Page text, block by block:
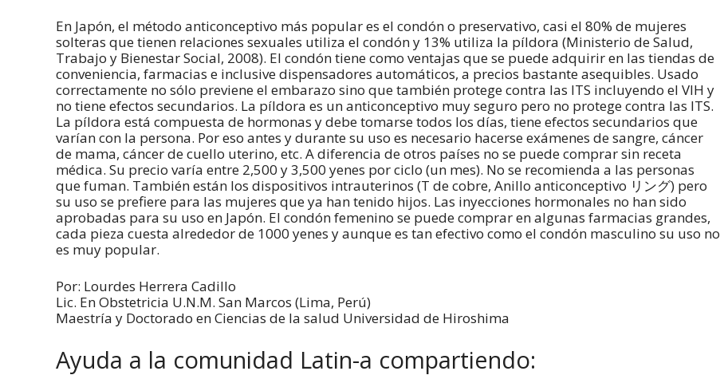
En Japón, el método anticonceptivo más popular es el condón o preservativo, casi el 80% de mujeres
solteras que tienen relaciones sexuales utiliza el condón y 13% utiliza la píldora (Ministerio de Salud,
Trabajo y Bienestar Social, 2008). El condón tiene como ventajas que se puede adquirir en las tiendas de
conveniencia, farmacias e inclusive dispensadores automáticos, a precios bastante asequibles. Usado
correctamente no sólo previene el embarazo sino que también protege contra las ITS incluyendo el VIH y
no tiene efectos secundarios. La píldora es un anticonceptivo muy seguro pero no protege contra las ITS.
La píldora está compuesta de hormonas y debe tomarse todos los días, tiene efectos secundarios que
varían con la persona. Por eso antes y durante su uso es necesario hacerse exámenes de sangre, cáncer
de mama, cáncer de cuello uterino, etc. A diferencia de otros países no se puede comprar sin receta
médica. Su precio varía entre 2,500 y 3,500 yenes por ciclo (un mes). No se recomienda a las personas
que fuman. También están los dispositivos intrauterinos (T de cobre, Anillo anticonceptivo リング) pero
su uso se prefiere para las mujeres que ya han tenido hijos. Las inyecciones hormonales no han sido
aprobadas para su uso en Japón. El condón femenino se puede comprar en algunas farmacias grandes,
cada pieza cuesta alrededor de 1000 yenes y aunque es tan efectivo como el condón masculino su uso no
es muy popular.
Por: Lourdes Herrera Cadillo
Lic. En Obstetricia U.N.M. San Marcos (Lima, Perú)
Maestría y Doctorado en Ciencias de la salud Universidad de Hiroshima
Ayuda a la comunidad Latin-a compartiendo: